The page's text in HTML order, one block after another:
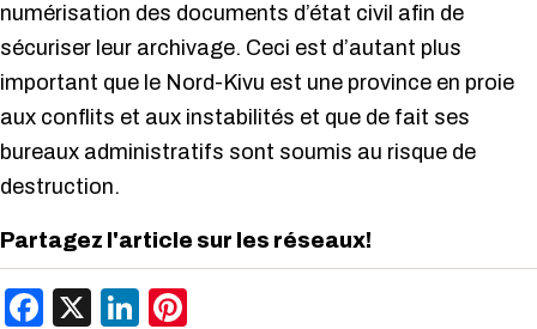
numérisation des documents d’état civil afin de
sécuriser leur archivage. Ceci est d’autant plus
important que le Nord-Kivu est une province en proie
aux conflits et aux instabilités et que de fait ses
bureaux administratifs sont soumis au risque de
destruction.
Partagez l'article sur les réseaux!
Facebook
X LinkedIn